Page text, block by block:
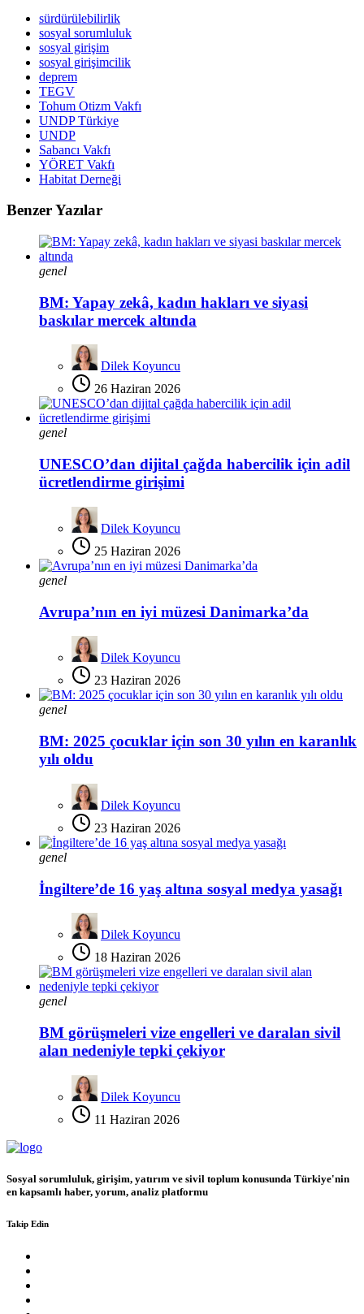
sürdürülebilirlik
sosyal sorumluluk
sosyal girişim
sosyal girişimcilik
deprem
TEGV
Tohum Otizm Vakfı
UNDP Türkiye
UNDP
Sabancı Vakfı
YÖRET Vakfı
Habitat Derneği
Benzer Yazılar
genel
BM: Yapay zekâ, kadın hakları ve siyasi
baskılar mercek altında
Dilek Koyuncu
26 Haziran 2026
genel
UNESCO’dan dijital çağda habercilik için adil
ücretlendirme girişimi
Dilek Koyuncu
25 Haziran 2026
genel
Avrupa’nın en iyi müzesi Danimarka’da
Dilek Koyuncu
23 Haziran 2026
genel
BM: 2025 çocuklar için son 30 yılın en karanlık
yılı oldu
Dilek Koyuncu
23 Haziran 2026
genel
İngiltere’de 16 yaş altına sosyal medya yasağı
Dilek Koyuncu
18 Haziran 2026
genel
BM görüşmeleri vize engelleri ve daralan sivil
alan nedeniyle tepki çekiyor
Dilek Koyuncu
11 Haziran 2026
Sosyal sorumluluk, girişim, yatırım ve sivil toplum konusunda Türkiye'nin
en kapsamlı haber, yorum, analiz platformu
Takip Edin